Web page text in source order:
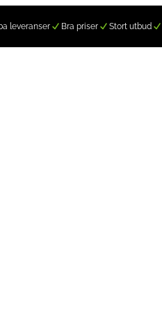
leveranser Bra priser Stort utbud